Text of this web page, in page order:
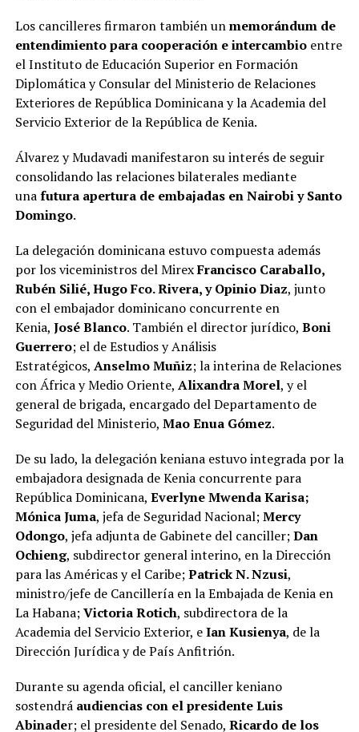
Los cancilleres firmaron también unmemorándum de
entendimiento para cooperación e intercambio entre
el Instituto de Educación Superior en Formación
Diplomática y Consular del Ministerio de Relaciones
Exteriores de República Dominicana y la Academia del
Servicio Exterior de la República de Kenia.
Álvarez y Mudavadi manifestaron su interés de seguir
consolidando las relaciones bilaterales mediante
unafutura apertura de embajadas en Nairobi y Santo
Domingo.
La delegación dominicana estuvo compuesta además
por los viceministros del MirexFrancisco Caraballo,
Rubén Silié, Hugo Fco. Rivera, y Opinio Diaz, junto
con el embajador dominicano concurrente en
Kenia, José Blanco. También el director jurídico, Boni
Guerrero; el de Estudios y Análisis
Estratégicos, Anselmo Muñiz; la interina de Relaciones
con África y Medio Oriente, Alixandra Morel, y el
general de brigada, encargado del Departamento de
Seguridad del Ministerio, Mao Enua Gómez.
De su lado, la delegación keniana estuvo integrada por la
embajadora designada de Kenia concurrente para
República Dominicana, Everlyne Mwenda Karisa;
Mónica Juma, jefa de Seguridad Nacional;Mercy
Odongo, jefa adjunta de Gabinete del canciller;Dan
Ochieng, subdirector general interino, en la Dirección
para las Américas y el Caribe;Patrick N. Nzusi,
ministro/jefe de Cancillería en la Embajada de Kenia en
La Habana;Victoria Rotich, subdirectora de la
Academia del Servicio Exterior, eIan Kusienya, de la
Dirección Jurídica y de País Anfitrión.
Durante su agenda oficial, el canciller keniano
sostendrá audiencias con el presidente Luis
Abinader; el presidente del Senado, Ricardo de los